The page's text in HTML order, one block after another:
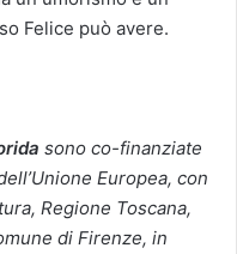
Felice può avere.
sono co-finanziate
Europea, con
Regione Toscana,
di Firenze, in